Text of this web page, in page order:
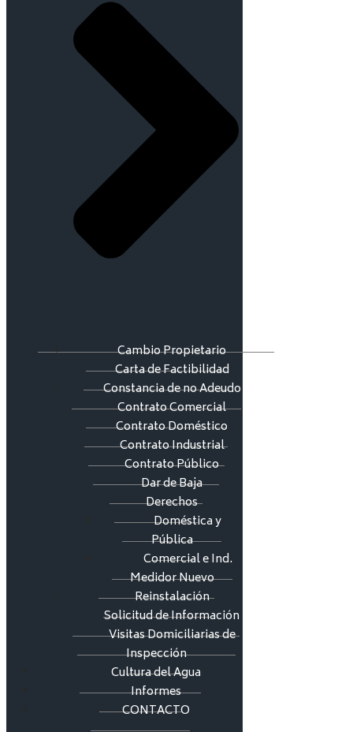
Cambio Propietario
Carta de Factibilidad
Constancia de no Adeudo
Contrato Comercial
Contrato Doméstico
Contrato Industrial
Contrato Público
Dar de Baja
Derechos
Doméstica y
Pública
Comercial e Ind.
Medidor Nuevo
Reinstalación
Solicitud de Información
Visitas Domiciliarias de
Inspección
Cultura del Agua
Informes
CONTACTO